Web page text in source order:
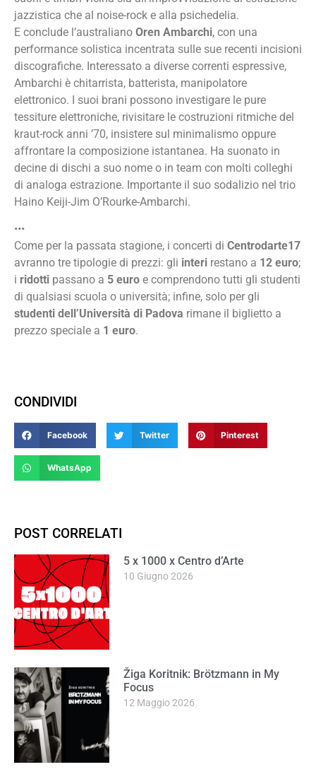
jazzistica che al noise-rock e alla psichedelia.
E conclude l’australiano Oren Ambarchi, con una
performance solistica incentrata sulle sue recenti incisioni
discografiche. Interessato a diverse correnti espressive,
Ambarchi è chitarrista, batterista, manipolatore
elettronico. I suoi brani possono investigare le pure
tessiture elettroniche, rivisitare le costruzioni ritmiche del
kraut-rock anni ’70, insistere sul minimalismo oppure
affrontare la composizione istantanea. Ha suonato in
decine di dischi a suo nome o in team con molti colleghi
di analoga estrazione. Importante il suo sodalizio nel trio
Haino Keiji-Jim O’Rourke-Ambarchi.
•••
Come per la passata stagione, i concerti di Centrodarte17
avranno tre tipologie di prezzi: gli interi restano a 12 euro;
i ridotti passano a 5 euro e comprendono tutti gli studenti
di qualsiasi scuola o università; infine, solo per gli
studenti dell’Università di Padova rimane il biglietto a
prezzo speciale a 1 euro.
CONDIVIDI
Facebook Twitter Pinterest
WhatsApp
POST CORRELATI
5 x 1000 x Centro d’Arte
10 Giugno 2026
Žiga Koritnik: Brötzmann in My
Focus
12 Maggio 2026